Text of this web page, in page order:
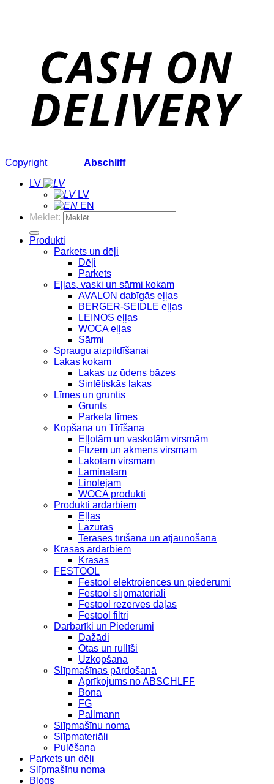
Copyright2026 © Abschliff
LV
LV
EN
Meklēt:
Produkti
Parkets un dēļi
Dēļi
Parkets
Eļļas, vaski un sārmi kokam
AVALON dabīgās eļļas
BERGER-SEIDLE eļļas
LEINOS eļļas
WOCA eļļas
Sārmi
Spraugu aizpildīšanai
Lakas kokam
Lakas uz ūdens bāzes
Sintētiskās lakas
Līmes un gruntis
Grunts
Parketa līmes
Kopšana un Tīrīšana
Eļļotām un vaskotām virsmām
Flīzēm un akmens virsmām
Lakotām virsmām
Laminātam
Linolejam
WOCA produkti
Produkti ārdarbiem
Eļļas
Lazūras
Terases tīrīšana un atjaunošana
Krāsas ārdarbiem
Krāsas
FESTOOL
Festool elektroierīces un piederumi
Festool slīpmateriāli
Festool rezerves daļas
Festool filtri
Darbarīki un Piederumi
Dažādi
Otas un rullīši
Uzkopšana
Slīpmašīnas pārdošanā
Aprīkojums no ABSCHLFF
Bona
FG
Pallmann
Slīpmašīnu noma
Slīpmateriāli
Pulēšana
Parkets un dēļi
Slīpmašīnu noma
Blogs